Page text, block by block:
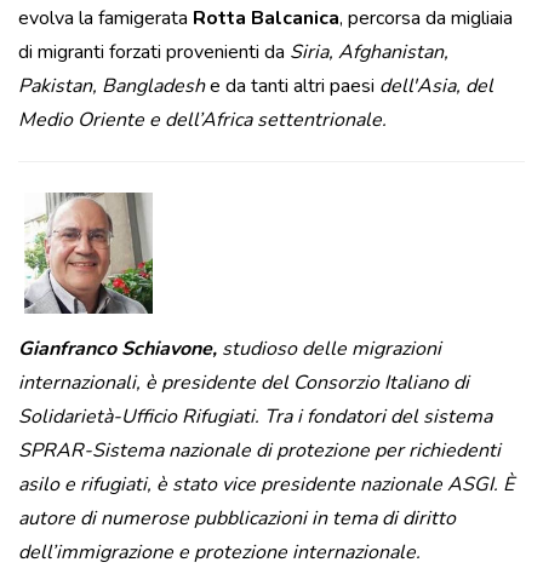
evolva la famigerata Rotta Balcanica, percorsa da migliaia
di migranti forzati provenienti da Siria, Afghanistan,
Pakistan, Bangladeshe da tanti altri paesi dell'Asia, del
Medio Oriente e dell’Africa settentrionale.
Gianfranco Schiavone, studioso delle migrazioni
internazionali, è presidente del Consorzio Italiano di
Solidarietà-Ufficio Rifugiati. Tra i fondatori del sistema
SPRAR-Sistema nazionale di protezione per richiedenti
asilo e rifugiati, è stato vice presidente nazionale ASGI. È
autore di numerose pubblicazioni in tema di diritto
dell’immigrazione e protezione internazionale.